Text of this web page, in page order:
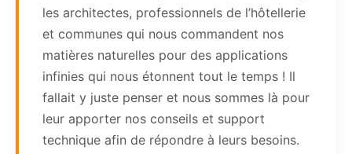
les architectes, professionnels de l’hôtellerie
et communes qui nous commandent nos
matières naturelles pour des applications
infinies qui nous étonnent tout le temps ! Il
fallait y juste penser et nous sommes là pour
leur apporter nos conseils et support
technique afin de répondre à leurs besoins.